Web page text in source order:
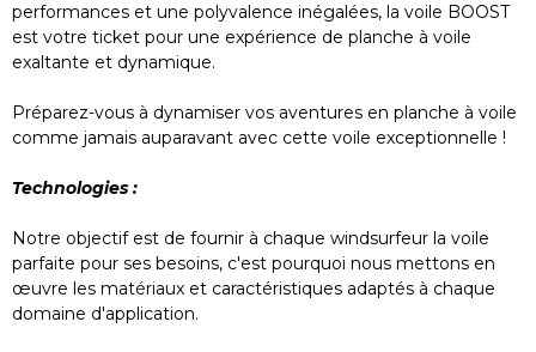
performances et une polyvalence inégalées, la voile BOOST
est votre ticket pour une expérience de planche à voile
exaltante et dynamique.
Préparez-vous à dynamiser vos aventures en planche à voile
comme jamais auparavant avec cette voile exceptionnelle !
Technologies :
Notre objectif est de fournir à chaque windsurfeur la voile
parfaite pour ses besoins, c'est pourquoi nous mettons en
œuvre les matériaux et caractéristiques adaptés à chaque
domaine d'application.